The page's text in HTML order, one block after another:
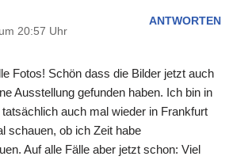
20:57 Uhr
ANTWORTEN
Fotos! Schön dass die Bilder jetzt auch
Ausstellung gefunden haben. Ich bin in
auch mal wieder in Frankfurt
schauen, ob ich Zeit habe
Auf alle Fälle aber jetzt schon: Viel